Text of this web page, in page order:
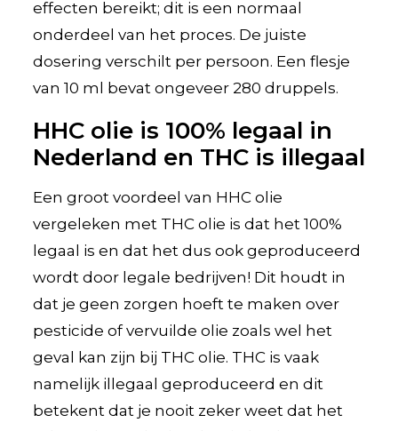
effecten bereikt; dit is een normaal
onderdeel van het proces. De juiste
dosering verschilt per persoon. Een flesje
van 10 ml bevat ongeveer 280 druppels.
HHC olie is 100% legaal in
Nederland en THC is illegaal
Een groot voordeel van HHC olie
vergeleken met THC olie is dat het 100%
legaal is en dat het dus ook geproduceerd
wordt door legale bedrijven! Dit houdt in
dat je geen zorgen hoeft te maken over
pesticide of vervuilde olie zoals wel het
geval kan zijn bij THC olie. THC is vaak
namelijk illegaal geproduceerd en dit
betekent dat je nooit zeker weet dat het